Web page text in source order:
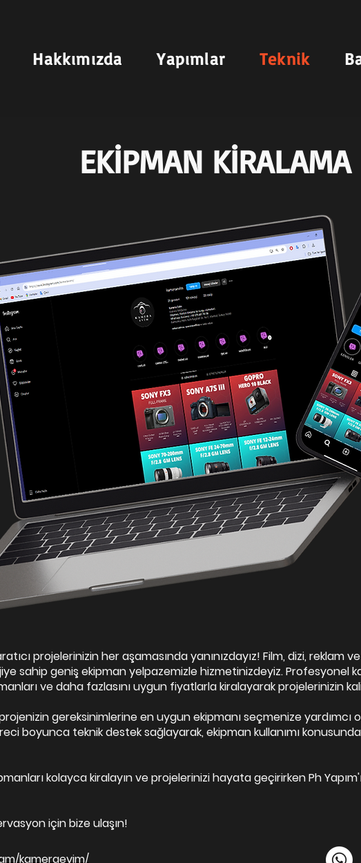
Hakkımızda Yapımlar Teknik
EKİPMAN KİRALAMA
projelerinizin her aşamasında yanınızdayız! Film, dizi, reklam
sahip geniş ekipman yelpazemizle hizmetinizdeyiz. Profesyonel
ve daha fazlasını uygun fiyatlarla kiralayarak projelerinizin
gereksinimlerine en uygun ekipmanı seçmenize yardımcı
boyunca teknik destek sağlayarak, ekipman kullanımı
kolayca kiralayın ve projelerinizi hayata geçirirken Ph
için bize ulaşın!
kameraevim/